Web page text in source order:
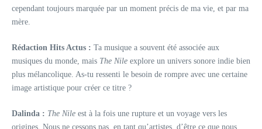
cependant toujours marquée par un moment précis de ma vie, et par ma
mère.
Rédaction Hits Actus : Ta musique a souvent été associée aux
musiques du monde, mais The Nile explore un univers sonore indie bien
plus mélancolique. As-tu ressenti le besoin de rompre avec une certaine
image artistique pour créer ce titre ?
Dalinda : The Nile est à la fois une rupture et un voyage vers les
origines. Nous ne cessons pas, en tant qu’artistes, d’être ce que nous